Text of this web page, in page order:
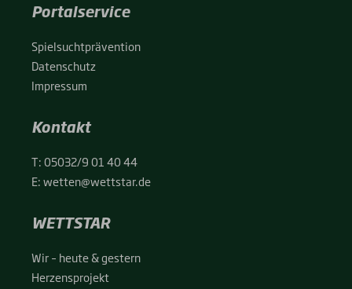
Portalservice
Spiel­sucht­prä­ven­ti­on
Daten­schutz
Impres­sum
Kontakt
T:05032/9 01 40 44
E:wetten@wettstar.de
WETTSTAR
Wir – heu­te & ges­tern
Her­zens­pro­jekt